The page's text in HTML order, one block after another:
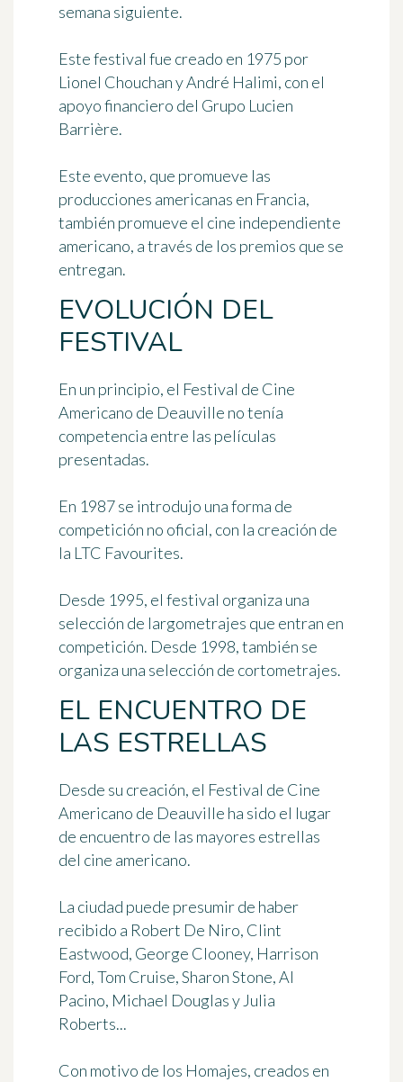
semana siguiente.
Este festival fue creado en 1975 por
Lionel ChouchanyAndré Halimi, con el
apoyo financiero del Grupo Lucien
Barrière.
Este evento, que promueve las
producciones americanas en Francia,
también promueve el cine independiente
americano, a través de los premios que se
entregan.
EVOLUCIÓN DEL
FESTIVAL
En un principio, el Festival de Cine
Americano de Deauville no tenía
competencia entre las películas
presentadas.
En 1987 se introdujo una forma de
competición no oficial, con la creación de
la LTC Favourites.
Desde 1995, el festival organiza una
selección de largometrajes que entran en
competición. Desde 1998, también se
organiza una selección de cortometrajes.
EL ENCUENTRO DE
LAS ESTRELLAS
Desde su creación, el Festival de Cine
Americano de Deauville ha sido el lugar
de encuentro de las mayores estrellas
del cine americano.
La ciudad puede presumir de haber
recibido a Robert De Niro, Clint
Eastwood, George Clooney, Harrison
Ford, Tom Cruise, Sharon Stone, Al
Pacino, Michael Douglas y Julia
Roberts...
Con motivo de los Homajes, creados en